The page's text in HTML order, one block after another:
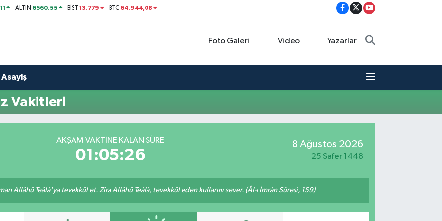
ALTIN 6660.55 BİST13.779 BTC 64.944,08
Foto Galeri Video Yazarlar
Asayiş
Vakitleri
AKŞAM VAKTINE KALAN SÜRE
01:05:25
8 Ağustos 2026
25 Safer 1448
Allâhü Teâlâ'ya tevekkül et. Zira Allâhü Teâlâ, tevekkül eden kullarını sever. (Âl-i İmrân Sûresi, 159)